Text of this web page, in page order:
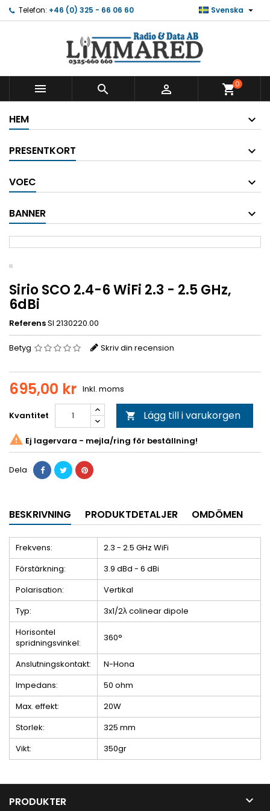
Telefon: +46 (0) 325 - 66 06 60 Svenska 
   shopping_cart0
HEM
PRESENTKORT
VOEC
BANNER
Sirio SCO 2.4-6 WiFi 2.3 - 2.5 GHz,
6dBi
ReferensSI 2130220.00
Betyg Skriv din recension
695,00 kr Inkl. moms
Kvantitet  Lägg till i varukorgen
 Ej lagervara - mejla/ring för beställning!
Dela
BESKRIVNING PRODUKTDETALJER OMDÖMEN
Frekvens:
2.3 - 2.5 GHz WiFi
Förstärkning:
3.9 dBd - 6 dBi
Polarisation:
Vertikal
Typ:
3x1/2λ colinear dipole
Horisontel
spridningsvinkel:
360°
Anslutningskontakt:
N-Hona
Impedans:
50 ohm
Max. effekt:
20W
Storlek:
325 mm
Vikt:
350gr
PRODUKTER 